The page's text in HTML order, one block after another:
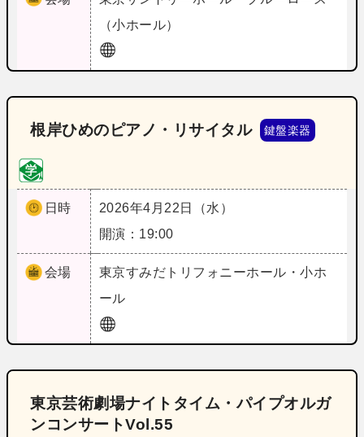
（小ホール）
根岸ひめのピアノ・リサイタル 鍵盤楽器
日時
2026年4月22日（水）
開演：19:00
会場 東京すみだトリフォニーホール・小ホ
ール
東京芸術劇場ナイトタイム・パイプオルガ
ンコンサートVol.55